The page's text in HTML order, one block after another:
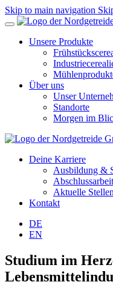
Skip to main navigation
Unsere Produkte
Über uns
Unser
Standorte
Morgen im
Deine Karriere
Ausbildung &
Aktuelle
Kontakt
DE
EN
Studium im